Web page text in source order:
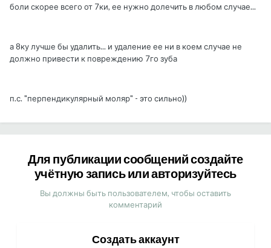
боли скорее всего от 7ки, ее нужно долечить в любом случае...
а 8ку лучше бы удалить... и удаление ее ни в коем случае не
должно привести к повреждению 7го зуба
п.с. "перпендикулярный моляр" - это сильно))
Для публикации сообщений создайте
учётную запись или авторизуйтесь
Вы должны быть пользователем, чтобы оставить
комментарий
Создать аккаунт